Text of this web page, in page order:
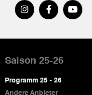
de
page
Saison 25-26
Programm 25 - 26
Andere Anbieter